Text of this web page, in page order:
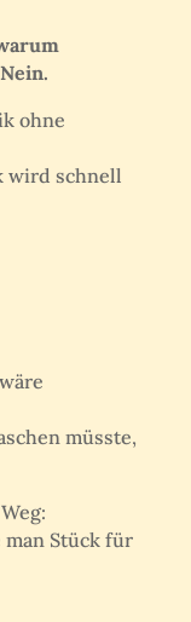
ohne
wird schnell
müsste,
man Stück für